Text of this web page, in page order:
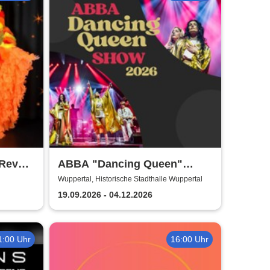
ABBA "Dancing Queen"
Show 2026
Wuppertal, Historische Stadthalle Wuppertal
19.09.2026 - 04.12.2026
Uhr 16:00 Uhr